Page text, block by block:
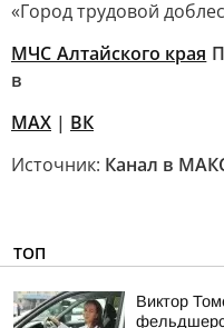
«Город трудовой
МЧС Алтайского края
в
MAX | ВК
Источник: Канал в
ТОП
Виктор